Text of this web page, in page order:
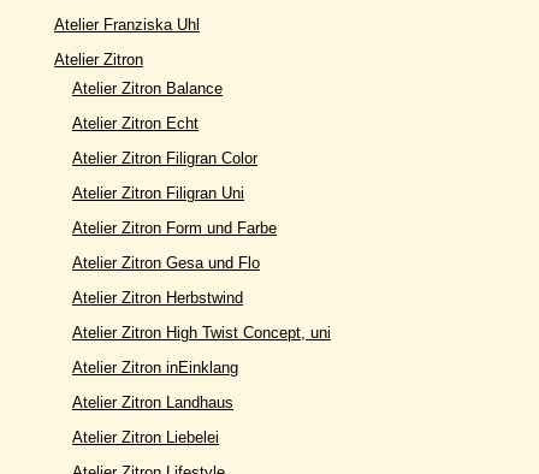
Atelier Franziska Uhl
Atelier Zitron
Atelier Zitron Balance
Atelier Zitron Echt
Atelier Zitron Filigran Color
Atelier Zitron Filigran Uni
Atelier Zitron Form und Farbe
Atelier Zitron Gesa und Flo
Atelier Zitron Herbstwind
Atelier Zitron High Twist Concept, uni
Atelier Zitron inEinklang
Atelier Zitron Landhaus
Atelier Zitron Liebelei